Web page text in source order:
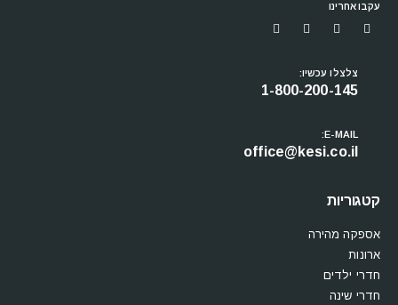
עקבו אחרינו
צלצלו עכשיו:
1-800-200-145
E-MAIL:
office@kesi.co.il
קטגוריות
אספקה מהירה
ארונות
חדרי ילדים
חדרי שינה